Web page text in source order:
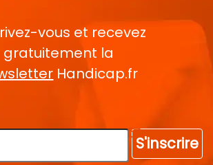
vous et recevez
gratuitement la
Handicap.fr
S'inscrire